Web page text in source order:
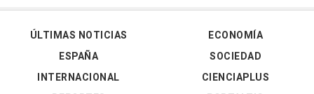
ÚLTIMAS NOTICIAS
ESPAÑA
INTERNACIONAL
ECONOMÍA
SOCIEDAD
CIENCIAPLUS